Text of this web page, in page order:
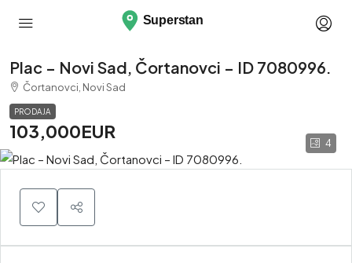
Plac – Novi Sad, Čortanovci – ID 7080996.
Čortanovci, Novi Sad
PRODAJA
103,000EUR
4